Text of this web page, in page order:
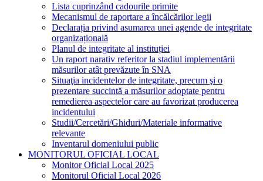
Lista cuprinzând cadourile primite
Mecanismul de raportare a încălcărilor legii
Declarația privind asumarea unei agende de integritate
organizațională
Planul de integritate al instituției
Un raport narativ referitor la stadiul implementării
măsurilor atât prevăzute în SNA
Situaţia incidentelor de integritate, precum şi o
prezentare succintă a măsurilor adoptate pentru
remedierea aspectelor care au favorizat producerea
incidentului
Studii/Cercetări/Ghiduri/Materiale informative
relevante
Inventarul domeniului public
MONITORUL OFICIAL LOCAL
Monitor Oficial Local 2025
Monitorul Oficial Local 2026